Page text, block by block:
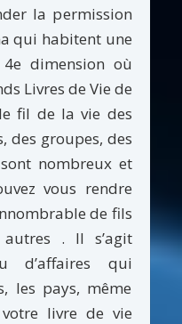
la permission
qui habitent une
dimension où
Livres de Vie de
fil de la vie des
des groupes, des
nombreux et
vous rendre
de fils
. Il s’agit
d’affaires qui
les pays, même
livre de vie